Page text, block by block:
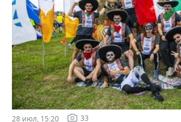
28 июл, 15:20 33